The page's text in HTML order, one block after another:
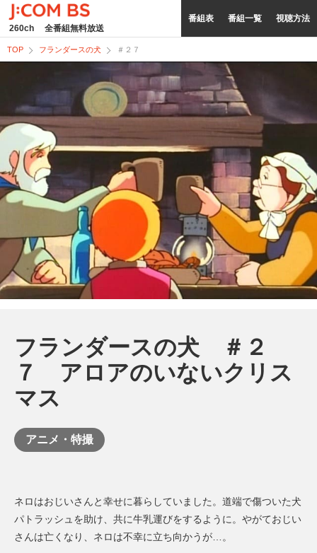
260ch 全番組無料放送
番組表 番組一覧 視聴方法
TOP フランダースの犬 ＃２７
フランダースの犬 ＃２
７ アロアのいないクリス
マス
アニメ・特撮
ネロはおじいさんと幸せに暮らしていました。道端で傷ついた犬
パトラッシュを助け、共に牛乳運びをするように。やがておじい
さんは亡くなり、ネロは不幸に立ち向かうが…。